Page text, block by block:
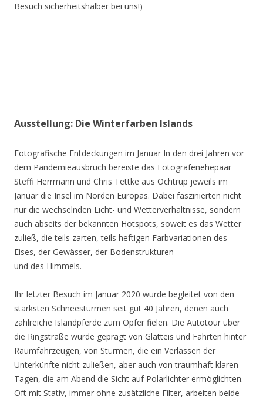
Besuch sicherheitshalber bei uns!)
Ausstellung: Die Winterfarben Islands
Fotografische Entdeckungen im Januar In den drei Jahren vor
dem Pandemieausbruch bereiste das Fotografenehepaar
Steffi Herrmann und Chris Tettke aus Ochtrup jeweils im
Januar die Insel im Norden Europas. Dabei faszinierten nicht
nur die wechselnden Licht- und Wetterverhältnisse, sondern
auch abseits der bekannten Hotspots, soweit es das Wetter
zuließ, die teils zarten, teils heftigen Farbvariationen des
Eises, der Gewässer, der Bodenstrukturen
und des Himmels.
Ihr letzter Besuch im Januar 2020 wurde begleitet von den
stärksten Schneestürmen seit gut 40 Jahren, denen auch
zahlreiche Islandpferde zum Opfer fielen. Die Autotour über
die Ringstraße wurde geprägt von Glatteis und Fahrten hinter
Räumfahrzeugen, von Stürmen, die ein Verlassen der
Unterkünfte nicht zuließen, aber auch von traumhaft klaren
Tagen, die am Abend die Sicht auf Polarlichter ermöglichten.
Oft mit Stativ, immer ohne zusätzliche Filter, arbeiten beide